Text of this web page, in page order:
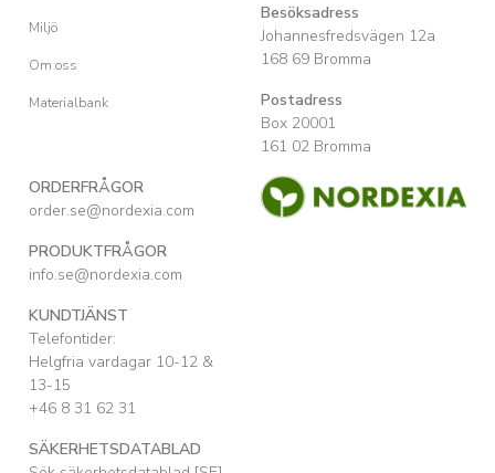
Miljö
Om oss
Materialbank
Besöksadress
Johannesfredsvägen 12a
168 69 Bromma
Postadress
Box 20001
161 02 Bromma
ORDERFRÅGOR
order.se@nordexia.com
PRODUKTFRÅGOR
info.se@nordexia.com
KUNDTJÄNST
Telefontider:
Helgfria vardagar 10-12 &
13-15
+46 8 31 62 31
SÄKERHETSDATABLAD